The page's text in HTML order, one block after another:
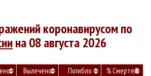
коронавирусом по
на 08 августа 2026
Вылечено Погибло
% Смертей